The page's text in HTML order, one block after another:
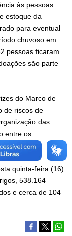
às pessoas
estoque da
para eventual
chuvoso em
pessoas ficaram
são parte
do Marco de
de riscos de
das
entre os
quinta-feira (16)
538.164
e cerca de 104